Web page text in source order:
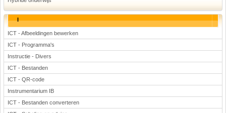
I
ICT - Afbeeldingen bewerken
ICT - Programma's
Instructie - Divers
ICT - Bestanden
ICT - QR-code
Instrumentarium IB
ICT - Bestanden converteren